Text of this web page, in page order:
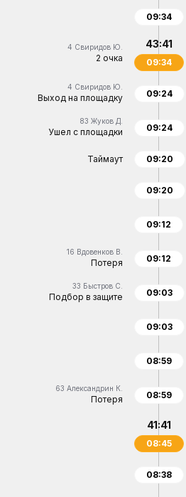
09:34
4 Свиридов Ю.
2 очка
43:41
09:34
4 Свиридов Ю.
Выход на площадку 09:24
83 Жуков Д.
Ушел с площадки 09:24
Таймаут 09:20
09:20
09:12
16 Вдовенков В.
Потеря 09:12
33 Быстров С.
Подбор в защите 09:03
09:03
08:59
63 Александрин К.
Потеря 08:59
41:41
08:45
08:38